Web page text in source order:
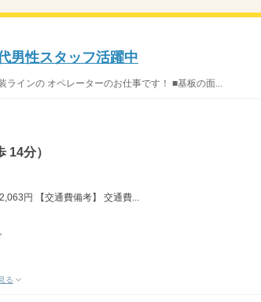
男性スタッフ活躍中
インの オペレーターのお仕事です！ ■基板の面...
14分）
円 【交通費備考】 交通費...
る